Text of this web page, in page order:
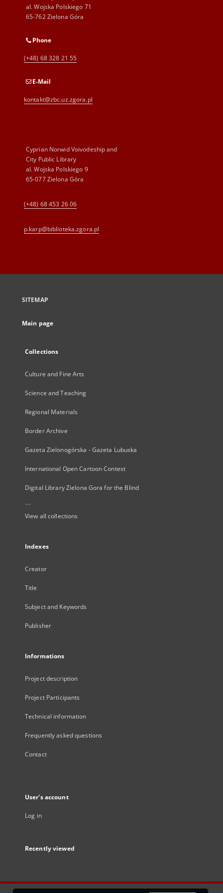
al. Wojska Polskiego 71
65-762 Zielona Góra
Phone
(+48) 68 328 21 55
E-Mail
kontakt@zbc.uz.zgora.pl
Cyprian Norwid Voivodeship and
City Public Library
al. Wojska Polskiego 9
65-077 Zielona Góra
(+48) 68 453 26 06
p.karp@biblioteka.zgora.pl
SITEMAP
Main page
Collections
Culture and Fine Arts
Science and Teaching
Regional Materials
Border Archive
Gazeta Zielonogórska - Gazeta Lubuska
International Open Cartoon Contest
Digital Library Zielona Gora for the Blind
...
View all collections
Indexes
Creator
Title
Subject and Keywords
Publisher
Informations
Project description
Project Participants
Technical information
Frequently asked questions
Contact
User's account
Log in
Recently viewed